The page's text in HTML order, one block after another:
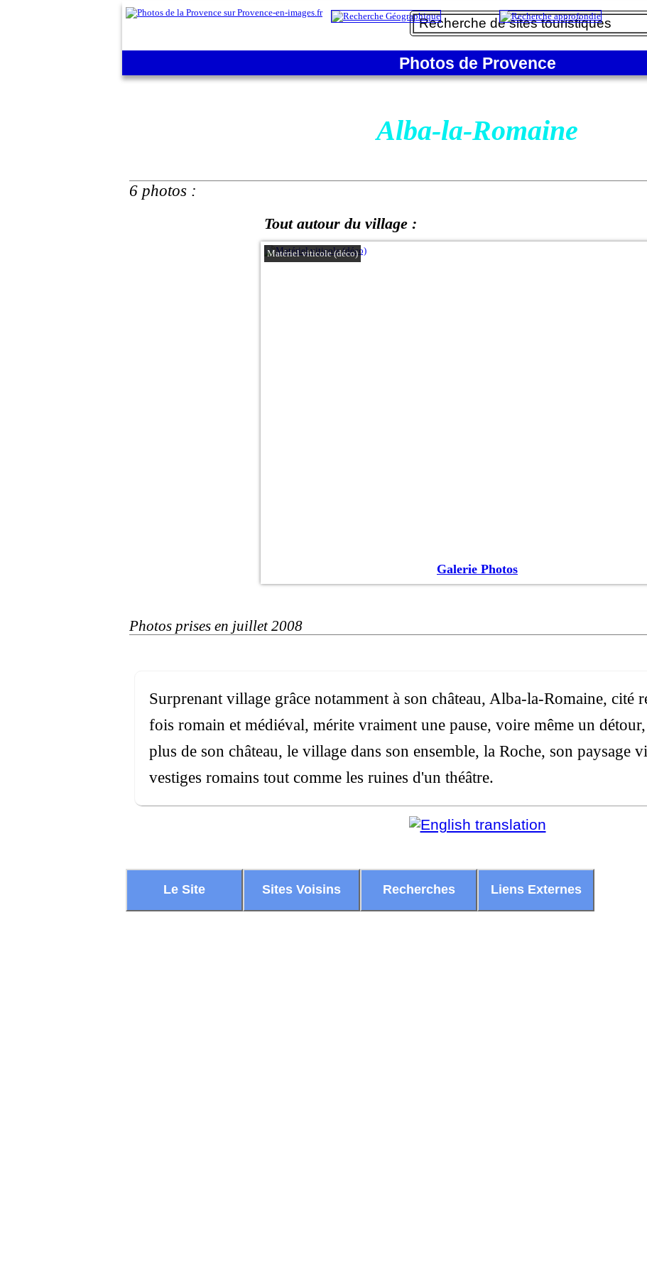
Photos de Provence
Alba-la-Romaine
6 photos :
Tout autour du village :
Matériel viticole (déco)
Galerie Photos
Photos prises en juillet 2008
Surprenant village grâce notamment à son château, Alba-la-Romaine, cité
fois romain et médiéval, mérite vraiment une pause, voire même un
plus de son château, le village dans son ensemble, la Roche, son paysage
vestiges romains tout comme les ruines d'un théâtre.
Le Site Sites Voisins Recherches Liens Externes